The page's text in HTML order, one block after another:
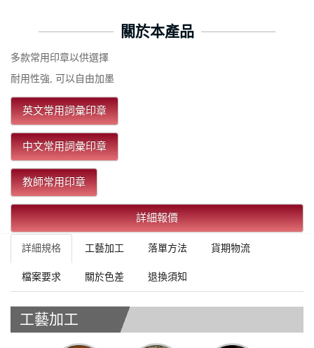
關於本產品
多款常用印章以供選擇
耐用性強, 可以自由加墨
英文常用詞彙印章
中文常用詞彙印章
教師常用印章
詳細報價
詳細規格 工藝加工 落單方法 貨期物流
檔案要求 關於色差 退換須知
工藝加工